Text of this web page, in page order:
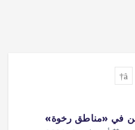
في «مناطق رخوة»